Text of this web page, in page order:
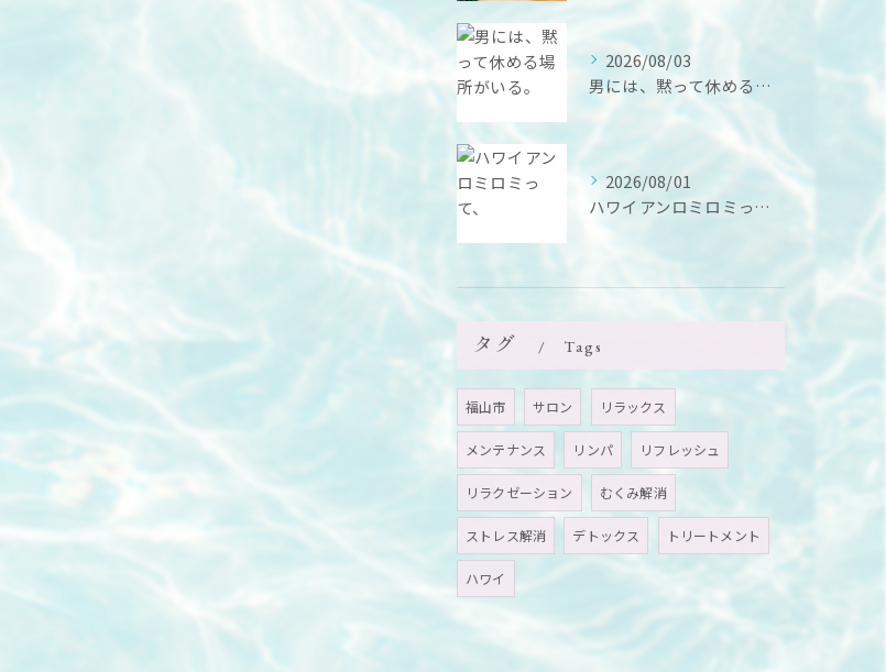
2026/08/03
男には、黙って休める場所がいる。
2026/08/01
ハワイアンロミロミって、
タグ Tags
福山市 サロン リラックス
メンテナンス リンパ リフレッシュ
リラクゼーション むくみ解消
ストレス解消 デトックス トリートメント
ハワイ